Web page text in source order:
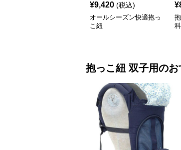
¥9,420 (税込)
オールシーズン快適抱っ
こ紐
¥
抱っこ紐 双子用のお